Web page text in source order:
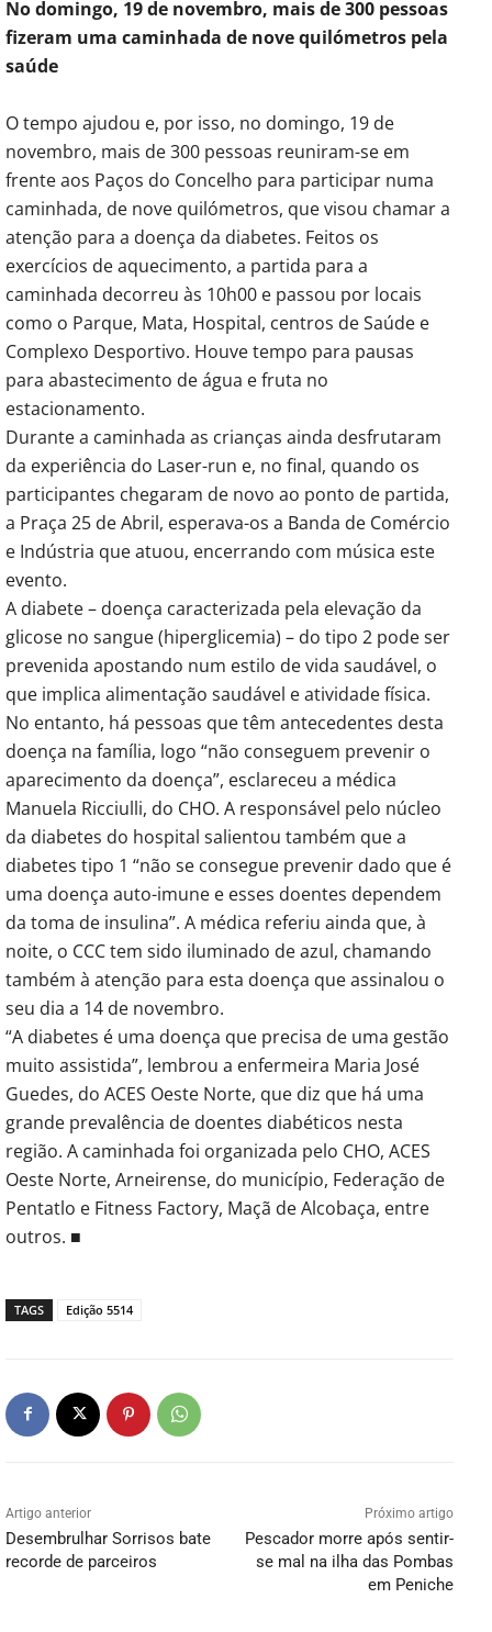
No domingo, 19 de novembro, mais de 300 pessoas
fizeram uma caminhada de nove quilómetros pela
saúde
O tempo ajudou e, por isso, no domingo, 19 de
novembro, mais de 300 pessoas reuniram-se em
frente aos Paços do Concelho para participar numa
caminhada, de nove quilómetros, que visou chamar a
atenção para a doença da diabetes. Feitos os
exercícios de aquecimento, a partida para a
caminhada decorreu às 10h00 e passou por locais
como o Parque, Mata, Hospital, centros de Saúde e
Complexo Desportivo. Houve tempo para pausas
para abastecimento de água e fruta no
estacionamento.
Durante a caminhada as crianças ainda desfrutaram
da experiência do Laser-run e, no final, quando os
participantes chegaram de novo ao ponto de partida,
a Praça 25 de Abril, esperava-os a Banda de Comércio
e Indústria que atuou, encerrando com música este
evento.
A diabete – doença caracterizada pela elevação da
glicose no sangue (hiperglicemia) – do tipo 2 pode ser
prevenida apostando num estilo de vida saudável, o
que implica alimentação saudável e atividade física.
No entanto, há pessoas que têm antecedentes desta
doença na família, logo “não conseguem prevenir o
aparecimento da doença”, esclareceu a médica
Manuela Ricciulli, do CHO. A responsável pelo núcleo
da diabetes do hospital salientou também que a
diabetes tipo 1 “não se consegue prevenir dado que é
uma doença auto-imune e esses doentes dependem
da toma de insulina”. A médica referiu ainda que, à
noite, o CCC tem sido iluminado de azul, chamando
também à atenção para esta doença que assinalou o
seu dia a 14 de novembro.
“A diabetes é uma doença que precisa de uma gestão
muito assistida”, lembrou a enfermeira Maria José
Guedes, do ACES Oeste Norte, que diz que há uma
grande prevalência de doentes diabéticos nesta
região. A caminhada foi organizada pelo CHO, ACES
Oeste Norte, Arneirense, do município, Federação de
Pentatlo e Fitness Factory, Maçã de Alcobaça, entre
outros. ■
TAGS Edição 5514
Artigo anterior
Desembrulhar Sorrisos bate
recorde de parceiros
Próximo artigo
Pescador morre após sentir-
se mal na ilha das Pombas
em Peniche